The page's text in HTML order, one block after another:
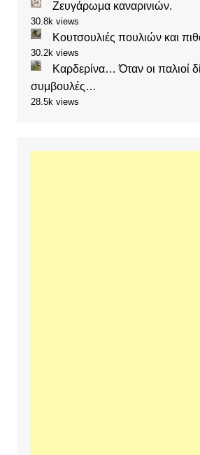
Ζευγάρωμα καναρινιών.
30.8k views
Κουτσουλιές πουλιών και
30.2k views
Καρδερίνα… Όταν οι παλιοί
συμβουλές…
28.5k views